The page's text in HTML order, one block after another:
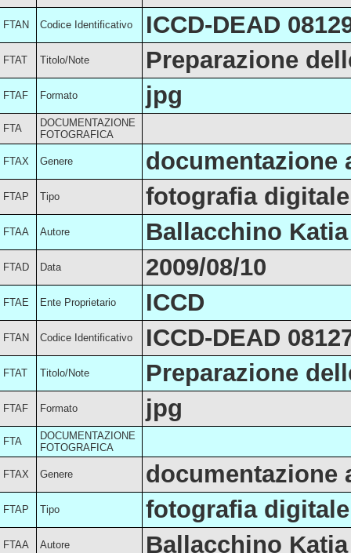
FTAN Codice Identificativo ICCD-DEAD
FTAT Titolo/Note Preparazione
FTAF Formato jpg
FTA
DOCUMENTAZIONE
FOTOGRAFICA
FTAX Genere documentazione
FTAP Tipo fotografia digitale
FTAA Autore Ballacchino Katia
FTAD Data 2009/08/10
FTAE Ente Proprietario ICCD
FTAN Codice Identificativo ICCD-DEAD
FTAT Titolo/Note Preparazione
FTAF Formato jpg
FTA
DOCUMENTAZIONE
FOTOGRAFICA
FTAX Genere documentazione
FTAP Tipo fotografia digitale
FTAA Autore Ballacchino Katia